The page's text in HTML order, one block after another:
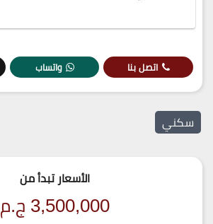
اتصل بنا واتساب
سكني
الأسعار تبدأ من
3,500,000ج.م